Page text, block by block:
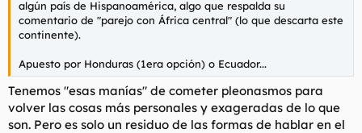
algún país de Hispanoamérica, algo que respalda su
comentario de "parejo con África central" (lo que descarta este
continente).
Apuesto por Honduras (1era opción) o Ecuador...
Tenemos "esas manías" de cometer pleonasmos para
volver las cosas más personales y exageradas de lo que
son. Pero es solo un residuo de las formas de hablar en el